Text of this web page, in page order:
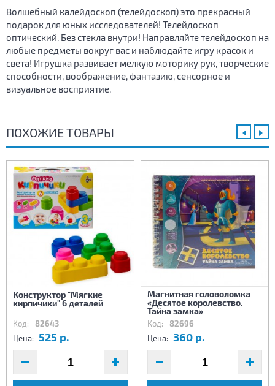
Волшебный калейдоскоп (телейдоскоп) это прекрасный
подарок для юных исследователей! Телейдоскоп
оптический. Без стекла внутри! Направляйте телейдоскоп на
любые предметы вокруг вас и наблюдайте игру красок и
света! Игрушка развивает мелкую моторику рук, творческие
способности, воображение, фантазию, сенсорное и
визуальное восприятие.
ПОХОЖИЕ ТОВАРЫ
Конструктор "Мягкие
кирпичики" 6 деталей
Код: 82643
Цена: 525 р.
Магнитная головоломка
«Десятое королевство.
Тайна замка»
Код: 82696
Цена: 360 р.